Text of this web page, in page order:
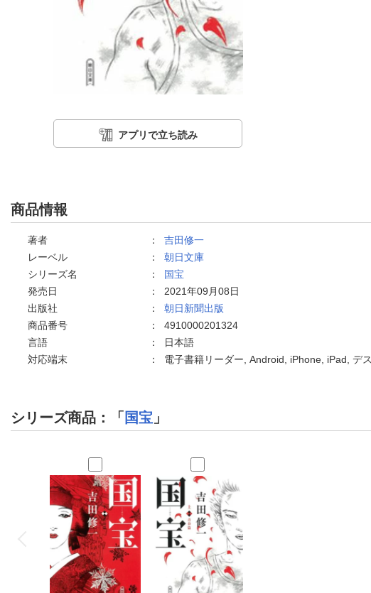
アプリで立ち読み
商品情報
著者 ： 吉田修一
レーベル
： 朝日文庫
シリーズ名
：
国宝
発売日
： 2021年09月08日
出版社
： 朝日新聞出版
商品番号
： 4910000201324
言語
：
日本語
対応端末
： 電子書籍リーダー, Android, iPhone, iPad, デ
シリーズ商品：「 国宝 」